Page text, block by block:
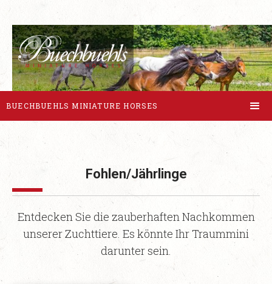
BUECHBUEHLS MINIATURE HORSES
Fohlen/Jährlinge
Entdecken Sie die zauberhaften Nachkommen
unserer Zuchttiere. Es könnte Ihr Traummini
darunter sein.